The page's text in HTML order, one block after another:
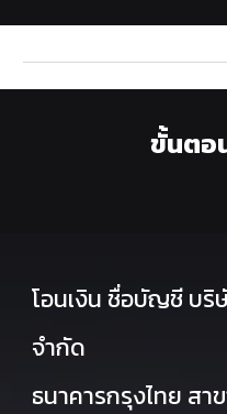
ขั้นตอ
โอนเงิน ชื่อบัญชี บริ
จำกัด
ธนาคารกรุงไทย สา